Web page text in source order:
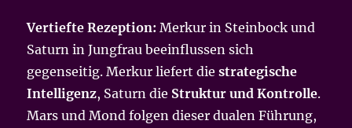
Vertiefte Rezeption: Merkur in Steinbock und
Saturn in Jungfrau beeinflussen sich
gegenseitig. Merkur liefert diestrategische
Intelligenz, Saturn die Struktur und Kontrolle.
Mars und Mond folgen dieser dualen Führung,